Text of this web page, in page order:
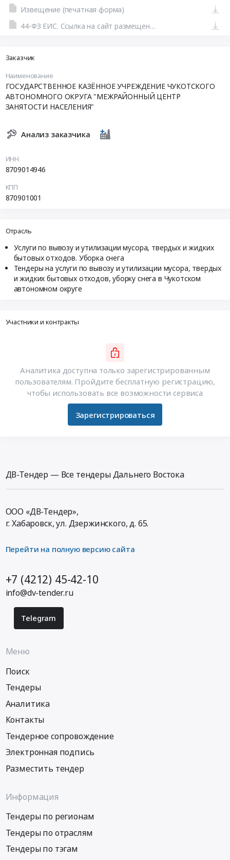
Извещение (печатная форма)
44-ФЗ ЕИС. Ссылка на сайт размещения тендера #801575050199.doc
Заказчик
Наименование
ГОСУДАРСТВЕННОЕ КАЗЁННОЕ УЧРЕЖДЕНИЕ ЧУКОТСКОГО
АВТОНОМНОГО ОКРУГА "МЕЖРАЙОННЫЙ ЦЕНТР
ЗАНЯТОСТИ НАСЕЛЕНИЯ"
Анализ заказчика
ИНН
8709014946
КПП
870901001
Отрасль
Услуги по вывозу и утилизации мусора, твердых и жидких
бытовых отходов. Уборка снега
Тендеры на услуги по вывозу и утилизации мусора, твердых
и жидких бытовых отходов, уборку снега в Чукотском
автономном округе
Участники и контракты
Аналитика доступна только зарегистрированным
пользователям. Пройдите бесплатную регистрацию,
чтобы использовать все возможности сервиса
Зарегистрироваться
ДВ-Тендер — Все тендеры Дальнего Востока
ООО «ДВ-Тендер»,
г. Хабаровск,ул. Дзержинского, д. 65.
Перейти на полную версию сайта
+7 (4212) 45-42-10
info@dv-tender.ru
Telegram
Меню
Поиск
Тендеры
Аналитика
Контакты
Тендерное сопровождение
Электронная подпись
Разместить тендер
Информация
Тендеры по регионам
Тендеры по отраслям
Тендеры по тэгам